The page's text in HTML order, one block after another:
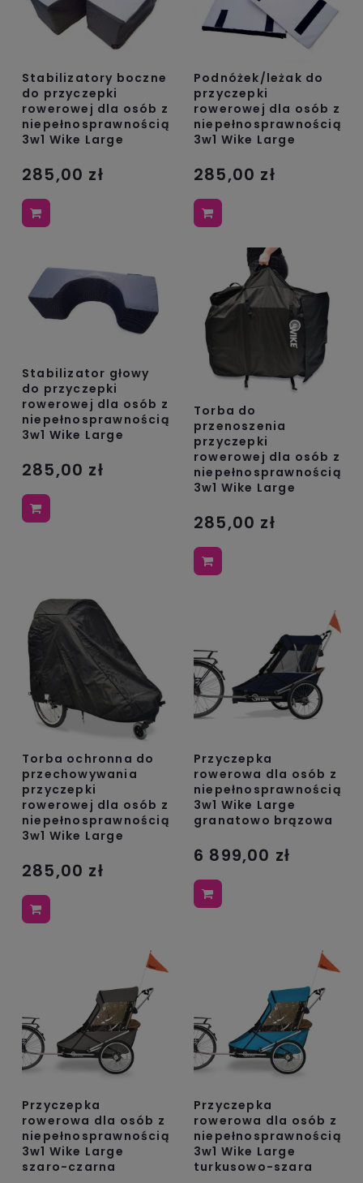
Stabilizatory boczne
do przyczepki
rowerowej dla osób z
niepełnosprawnością
3w1 Wike Large
285,00 zł
Podnóżek/leżak do
przyczepki
rowerowej dla osób z
niepełnosprawnością
3w1 Wike Large
285,00 zł
Stabilizator głowy
do przyczepki
rowerowej dla osób z
niepełnosprawnością
3w1 Wike Large
285,00 zł
Torba do
przenoszenia
przyczepki
rowerowej dla osób z
niepełnosprawnością
3w1 Wike Large
285,00 zł
Torba ochronna do
przechowywania
przyczepki
rowerowej dla osób z
niepełnosprawnością
3w1 Wike Large
285,00 zł
Przyczepka
rowerowa dla osób z
niepełnosprawnością
3w1 Wike Large
granatowo brązowa
6 899,00 zł
Przyczepka
rowerowa dla osób z
niepełnosprawnością
3w1 Wike Large
szaro-czarna
Przyczepka
rowerowa dla osób z
niepełnosprawnością
3w1 Wike Large
turkusowo-szara